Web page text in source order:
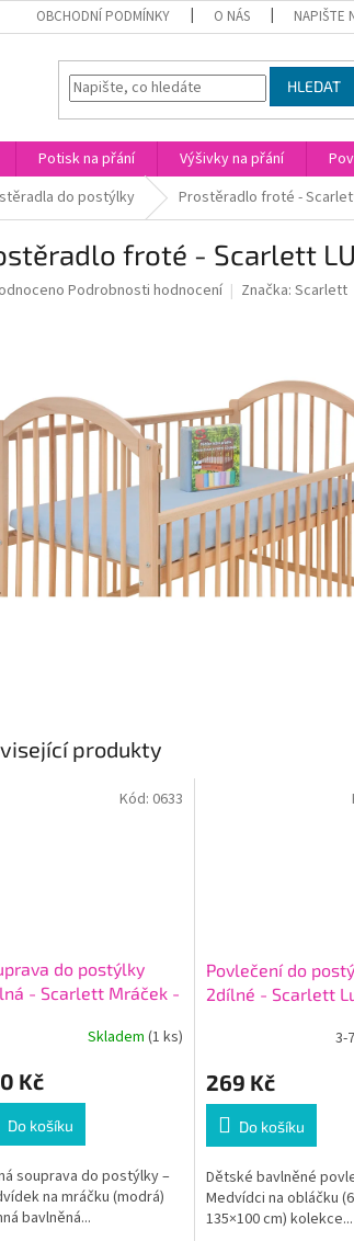
OBCHODNÍ PODMÍNKY O NÁS NAPIŠTE
HLEDAT
Potisk na přání Výšivky na přání
do postýlky Prostěradlo froté -
froté - Scarlett
Podrobnosti hodnocení Značka: Scarlett
produkty
do postýlky
- Scarlett Mráček -
Skladem (1 ks)
Kč
Do košíku
souprava do postýlky –
na mráčku (modrá)
bavlněná...
Kód: 0633
Povlečení do
2dílné - Scarlett
3-
269 Kč
Do košíku
Dětské bavlněné
Medvídci na obláčku
135×100 cm) kolekce...